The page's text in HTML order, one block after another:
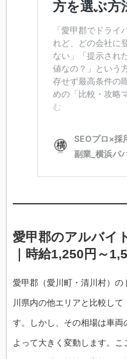
愛甲郡のアルバイ
｜時給1,250円～
愛甲郡（愛川町・清川村）
川県内の他エリアと比較し
す。しかし、その相場は車
よって大きく変動します。